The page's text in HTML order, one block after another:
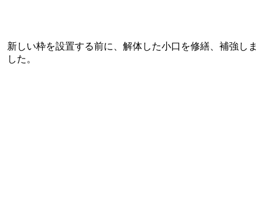
新しい枠を設置する前に、解体した小口を修繕、補強しま
した。